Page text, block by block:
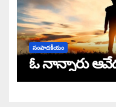
సంపాదకీయం
ఓ నాన్నారు